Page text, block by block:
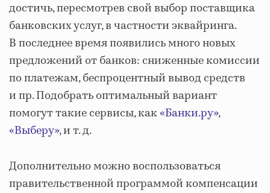
достичь, пересмотрев свой выбор поставщика
банковских услуг, в частности эквайринга.
В последнее время появились много новых
предложений от банков: сниженные комиссии
по платежам, беспроцентный вывод средств
и пр. Подобрать оптимальный вариант
помогут такие сервисы, как«Банки.ру»,
«Выберу», и т. д.
Дополнительно можно воспользоваться
правительственной программой компенсации